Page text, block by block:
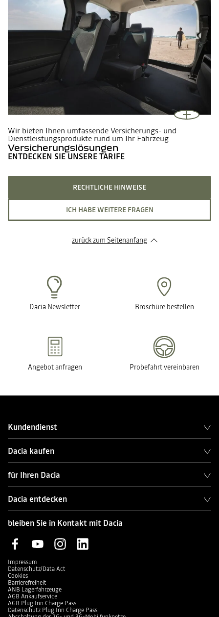
Wir bieten Ihnen umfassende Versicherungs- und
Dienstleistungsprodukte rund um Ihr Fahrzeug
Versicherungslösungen
ENTDECKEN SIE UNSERE TARIFE
RECHTLICHE HINWEISE
ICH HABE WEITERE FRAGEN
zurück zum Seitenanfang
Dacia Newsletter Broschüre bestellen
Angebot anfragen Probefahrt vereinbaren
Kundendienst
Dacia kaufen
für Ihren Dacia
Dacia entdecken
bleiben Sie in Kontakt mit Dacia
Impressum
Datenschutz/Data Act
Cookies
Barrierefreiheit
ANB Lagerfahrzeuge
AGB Ankaufservice
AGB Plug Inn Charge Pass
Datenschutz Plug Inn Charge Pass